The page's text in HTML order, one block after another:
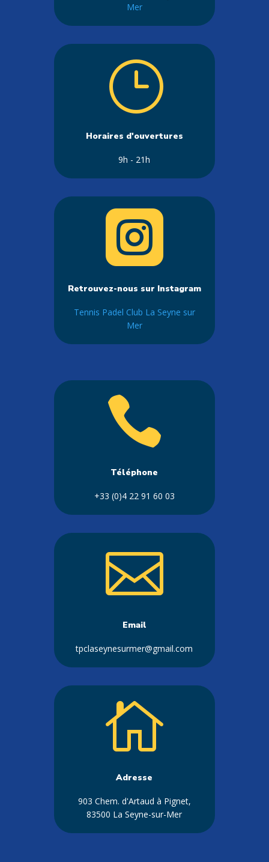
Mer
}
Horaires d'ouvertures
9h - 21h

Retrouvez-nous sur Instagram
Tennis Padel Club La Seyne sur
Mer

Téléphone
+33 (0)4 22 91 60 03

Email
tpclaseynesurmer@gmail.com

Adresse
903 Chem. d'Artaud à Pignet,
83500 La Seyne-sur-Mer